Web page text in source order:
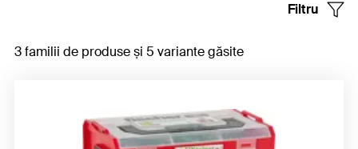
Filtru
3 familii de produse și 5 variante găsite